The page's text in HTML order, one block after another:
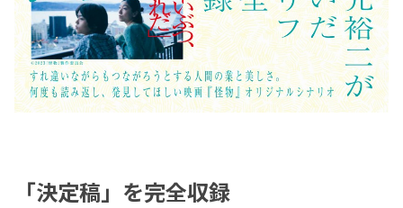
「決定稿」を完全収録